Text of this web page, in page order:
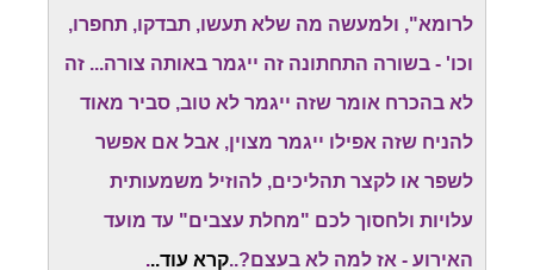
לרומא", ולמעשה מה שלא תעשו, תבדקו, תחפרו,
וכו' - בשורה התחתונה זה ייגמר באותה צורה... זה
לא בהכרח אומר שזה ייגמר לא טוב, סביר מאוד
להניח שזה אפילו ייגמר מצוין, אבל אם אפשר
לשפר או לקצר תהליכים, להוזיל משמעותית
עלויות ולחסוך לכם "מחלת עצבים" עד מועד
האירוע - אז למה לא בעצם?..קרא עוד...